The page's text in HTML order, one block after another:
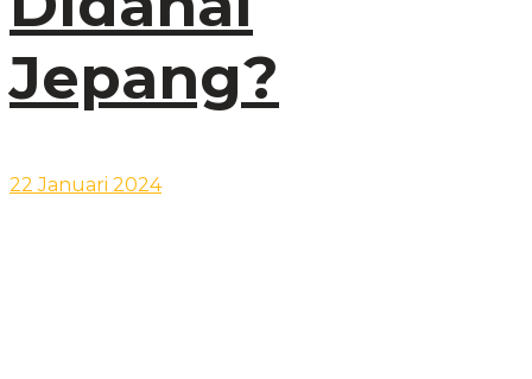
Jepang?
22 Januari 2024